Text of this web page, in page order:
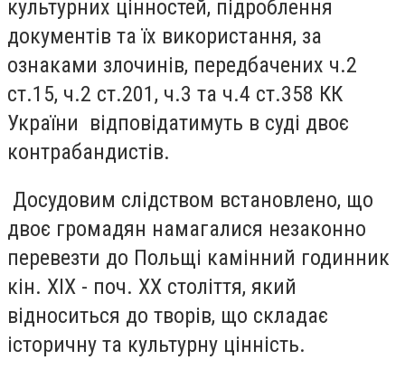
культурних цінностей, підроблення
документів та їх використання, за
ознаками злочинів, передбачених ч.2
ст.15, ч.2 ст.201, ч.3 та ч.4 ст.358 КК
України відповідатимуть в суді двоє
контрабандистів.
Досудовим слідством встановлено, що
двоє громадян намагалися незаконно
перевезти до Польщі камінний годинник
кін. ХІХ - поч. ХХ століття, який
відноситься до творів, що складає
історичну та культурну цінність.